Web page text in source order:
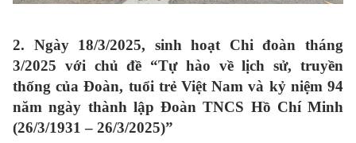
2. Ngày 18/3/2025, sinh hoạt Chi đoàn tháng
3/2025 với chủ đề “Tự hào về lịch sử, truyền
thống của Đoàn, tuổi trẻ Việt Nam và kỷ niệm 94
năm ngày thành lập Đoàn TNCS Hồ Chí Minh
(26/3/1931 – 26/3/2025)”